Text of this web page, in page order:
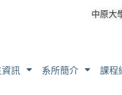
中原大
訊 系所簡介 課程